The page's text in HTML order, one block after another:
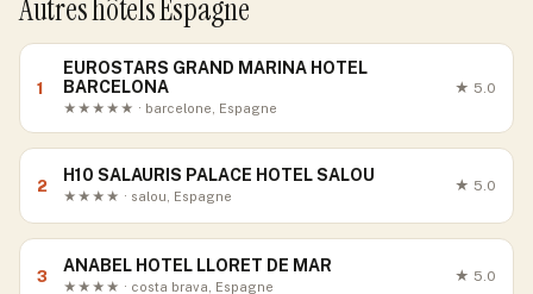
Autres hôtels Espagne
1
EUROSTARS GRAND MARINA HOTEL
BARCELONA
★★★★★ · barcelone, Espagne
★ 5.0
2
H10 SALAURIS PALACE HOTEL SALOU
★★★★ · salou, Espagne
★ 5.0
3
ANABEL HOTEL LLORET DE MAR
★★★★ · costa brava, Espagne
★ 5.0